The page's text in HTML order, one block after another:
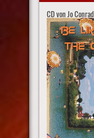
CD von Jo Conrad